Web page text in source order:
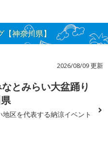
神奈川県】
2026/08/09 更新
とみらい大盆踊り
地区を代表する納涼イベント